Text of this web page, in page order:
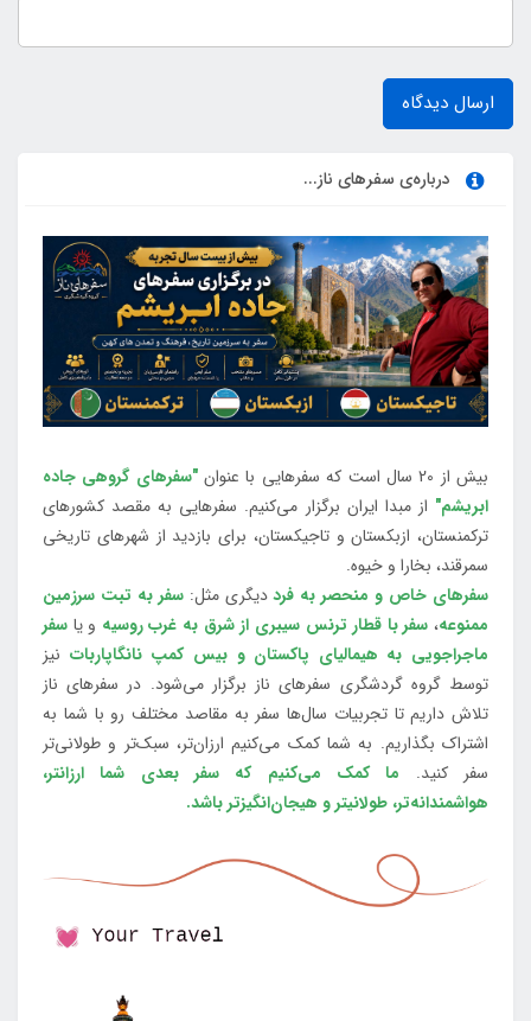
ارسال دیدگاه
درباره‌ی سفرهای ناز...
بیش از 20 سال است که سفرهایی با عنوان
"سفرهای گروهی جاده
ابریشم" از مبدا ایران برگزار می‌کنیم. سفرهایی به مقصد کشورهای
ترکمنستان، ازبکستان و تاجیکستان، برای بازدید از شهرهای تاریخی
سمرقند، بخارا و خیوه.
سفرهای خاص و منحصر به فرددیگری مثل:سفر به تبت سرزمین
ممنوعه، سفر با قطار ترنس سیبری از شرق به غرب روسیه و یا سفر
ماجراجویی به هیمالیای پاکستان و بیس کمپ نانگاپاربات نیز
توسط گروه گردشگری سفرهای ناز برگزار می‌شود. در سفرهای ناز
تلاش داریم تا تجربیات سال‌ها سفر به مقاصد مختلف رو با شما به
اشتراک بگذاریم. به شما کمک می‌کنیم ارزان‌تر، سبک‌تر و طولانی‌تر
سفر کنید. ما کمک می‌کنیم که سفر بعدی شما ارزانتر،
هواشمندانه‌تر، طولانی‎تر و هیجان‌انگیزتر باشد.